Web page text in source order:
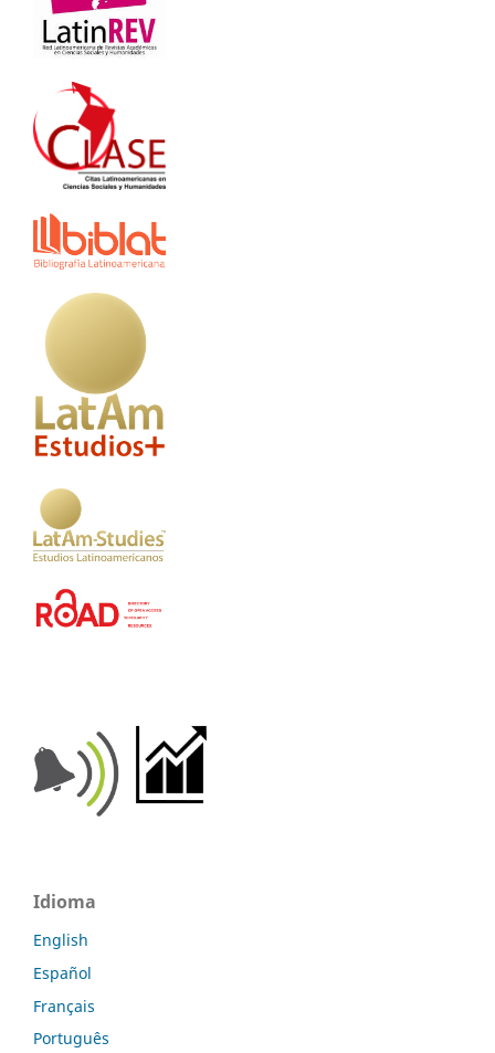
Idioma
English
Español
Français
Português